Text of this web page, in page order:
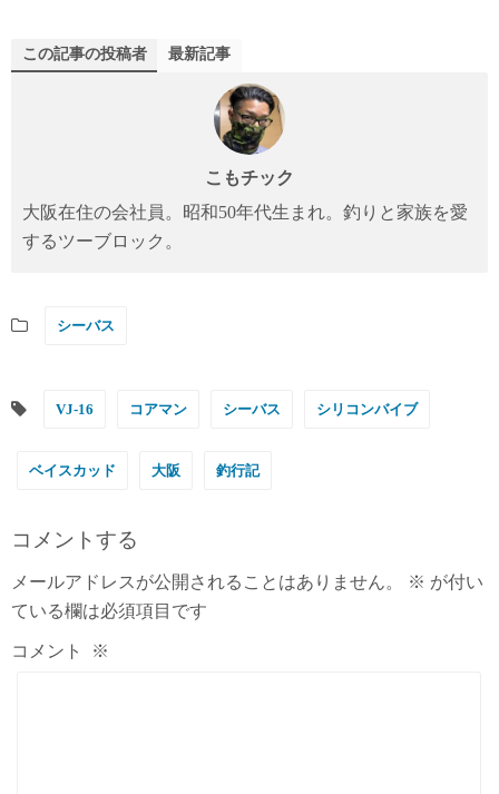
この記事の投稿者 最新記事
こもチック
大阪在住の会社員。昭和50年代生まれ。釣りと家族を愛
するツーブロック。
シーバス
VJ-16 コアマン シーバス シリコンバイブ
ベイスカッド 大阪 釣行記
コメントする
メールアドレスが公開されることはありません。 ※ が付い
ている欄は必須項目です
コメント ※